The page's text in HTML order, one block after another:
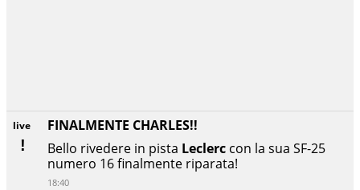
live
FINALMENTE CHARLES!!
Bello rivedere in pista Leclerc con la sua SF-25
numero 16 finalmente riparata!
18:40